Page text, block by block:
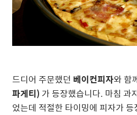
드디어 주문했던 베이컨피자와 함
파게티) 가 등장했습니다. 마침 과
었는데 적절한 타이밍에 피자가 등